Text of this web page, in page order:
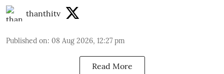
thanthitv
Published on: 08 Aug 2026, 12:27 pm
Read More